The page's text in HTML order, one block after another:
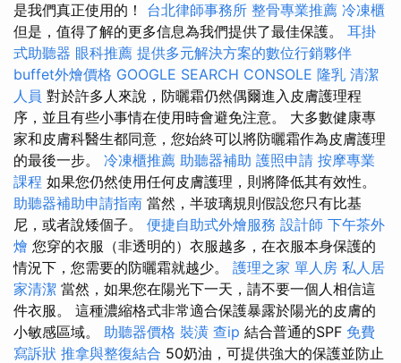
是我們真正使用的！ 台北律師事務所 整骨專業推薦 冷凍櫃
但是，值得了解的更多信息為我們提供了最佳保護。 耳掛
式助聽器 眼科推薦 提供多元解決方案的數位行銷夥伴
buffet外燴價格 GOOGLE SEARCH CONSOLE 隆乳 清潔
人員 對於許多人來說，防曬霜仍然偶爾進入皮膚護理程
序，並且有些小事情在使用時會避免注意。 大多數健康專
家和皮膚科醫生都同意，您始終可以將防曬霜作為皮膚護理
的最後一步。 冷凍櫃推薦 助聽器補助 護照申請 按摩專業
課程 如果您仍然使用任何皮膚護理，則將降低其有效性。
助聽器補助申請指南 當然，半玻璃規則假設您只有比基
尼，或者說矮個子。 便捷自助式外燴服務 設計師 下午茶外
燴 您穿的衣服（非透明的）衣服越多，在衣服本身保護的
情況下，您需要的防曬霜就越少。 護理之家 單人房 私人居
家清潔 當然，如果您在陽光下一天，請不要一個人相信這
件衣服。 這種濃縮格式非常適合保護暴露於陽光的皮膚的
小敏感區域。 助聽器價格 裝潢 查ip 結合普通的SPF 免費
寫訴狀 推拿與整復結合 50奶油，可提供強大的保護並防止